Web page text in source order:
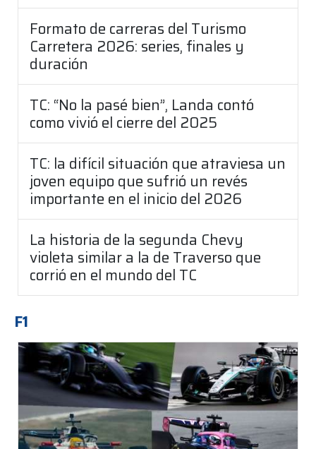
Formato de carreras del Turismo
Carretera 2026: series, finales y
duración
TC: “No la pasé bien”, Landa contó
como vivió el cierre del 2025
TC: la difícil situación que atraviesa un
joven equipo que sufrió un revés
importante en el inicio del 2026
La historia de la segunda Chevy
violeta similar a la de Traverso que
corrió en el mundo del TC
F1